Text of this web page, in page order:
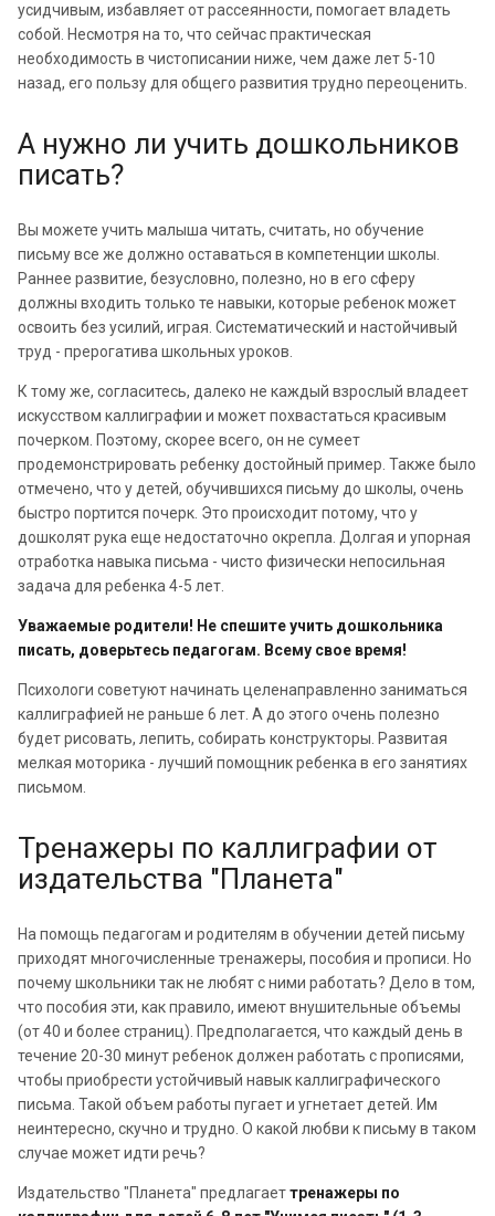
усидчивым, избавляет от рассеянности, помогает владеть
собой. Несмотря на то, что сейчас практическая
необходимость в чистописании ниже, чем даже лет 5-10
назад, его пользу для общего развития трудно переоценить.
А нужно ли учить дошкольников
писать?
Вы можете учить малыша читать, считать, но обучение
письму все же должно оставаться в компетенции школы.
Раннее развитие, безусловно, полезно, но в его сферу
должны входить только те навыки, которые ребенок может
освоить без усилий, играя. Систематический и настойчивый
труд - прерогатива школьных уроков.
К тому же, согласитесь, далеко не каждый взрослый владеет
искусством каллиграфии и может похвастаться красивым
почерком. Поэтому, скорее всего, он не сумеет
продемонстрировать ребенку достойный пример. Также было
отмечено, что у детей, обучившихся письму до школы, очень
быстро портится почерк. Это происходит потому, что у
дошколят рука еще недостаточно окрепла. Долгая и упорная
отработка навыка письма - чисто физически непосильная
задача для ребенка 4-5 лет.
Уважаемые родители! Не спешите учить дошкольника
писать, доверьтесь педагогам. Всему свое время!
Психологи советуют начинать целенаправленно заниматься
каллиграфией не раньше 6 лет. А до этого очень полезно
будет рисовать, лепить, собирать конструкторы. Развитая
мелкая моторика - лучший помощник ребенка в его занятиях
письмом.
Тренажеры по каллиграфии от
издательства "Планета"
На помощь педагогам и родителям в обучении детей письму
приходят многочисленные тренажеры, пособия и прописи. Но
почему школьники так не любят с ними работать? Дело в том,
что пособия эти, как правило, имеют внушительные объемы
(от 40 и более страниц). Предполагается, что каждый день в
течение 20-30 минут ребенок должен работать с прописями,
чтобы приобрести устойчивый навык каллиграфического
письма. Такой объем работы пугает и угнетает детей. Им
неинтересно, скучно и трудно. О какой любви к письму в таком
случае может идти речь?
Издательство "Планета" предлагаеттренажеры по